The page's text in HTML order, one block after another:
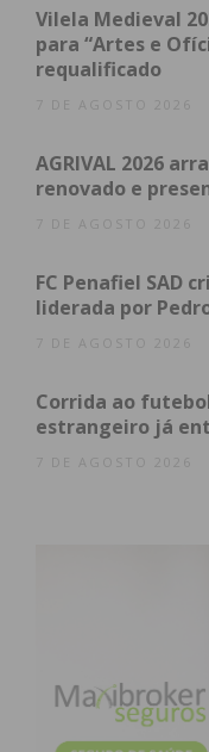
Vilela Medieval
para “Artes e
requalificado
7 DE AGOSTO 2026
AGRIVAL 2026
renovado e
7 DE AGOSTO 2026
FC Penafiel SAD
liderada por
7 DE AGOSTO 2026
Corrida ao
estrangeiro já
7 DE AGOSTO 2026